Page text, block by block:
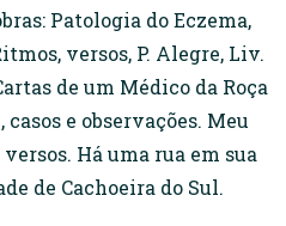
Patologia do Eczema,
versos, P. Alegre, Liv.
de um Médico da Roça
casos e observações. Meu
versos. Há uma rua em sua
de Cachoeira do Sul.